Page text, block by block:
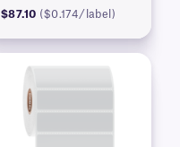
$87.10 ($0.174/label)